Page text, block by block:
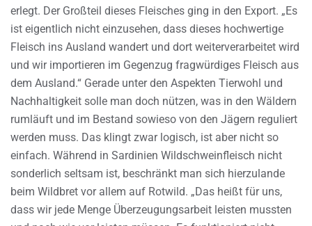
erlegt. Der Großteil dieses Fleisches ging in den Export. „Es
ist eigentlich nicht einzusehen, dass dieses hochwertige
Fleisch ins Ausland wandert und dort weiterverarbeitet wird
und wir importieren im Gegenzug fragwürdiges Fleisch aus
dem Ausland.“ Gerade unter den Aspekten Tierwohl und
Nachhaltigkeit solle man doch nützen, was in den Wäldern
rumläuft und im Bestand sowieso von den Jägern reguliert
werden muss. Das klingt zwar logisch, ist aber nicht so
einfach. Während in Sardinien Wildschweinfleisch nicht
sonderlich seltsam ist, beschränkt man sich hierzulande
beim Wildbret vor allem auf Rotwild. „Das heißt für uns,
dass wir jede Menge Überzeugungsarbeit leisten mussten